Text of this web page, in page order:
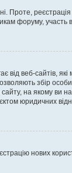
Проте,
форуму, участь
від веб-сайтів,
збір
на якому ви
юридичних
нових